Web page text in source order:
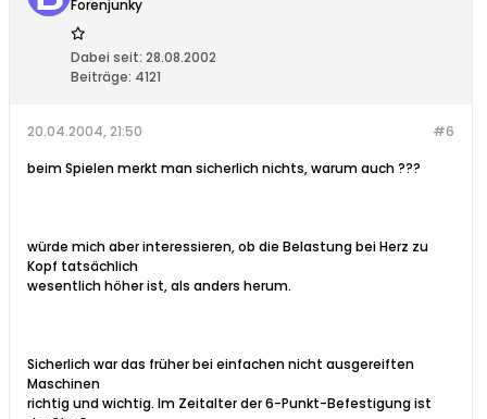
Forenjunky
Dabei seit: 28.08.2002
Beiträge: 4121
#6
20.04.2004, 21:50
beim Spielen merkt man sicherlich nichts, warum auch ???
würde mich aber interessieren, ob die Belastung bei Herz zu
Kopf tatsächlich
wesentlich höher ist, als anders herum.
Sicherlich war das früher bei einfachen nicht ausgereiften
Maschinen
richtig und wichtig. Im Zeitalter der 6-Punkt-Befestigung ist